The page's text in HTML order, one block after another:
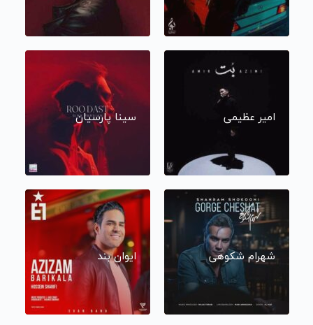
امیر عظیمی سینا پارسیان
شهرام شکوهی ایوان بند